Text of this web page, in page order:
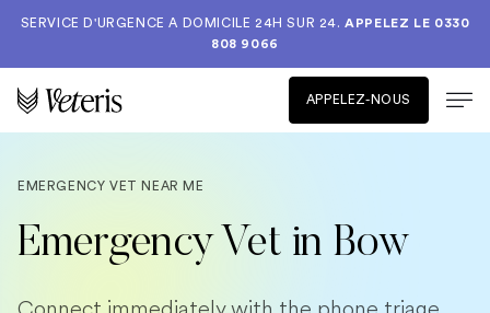
SERVICE D'URGENCE A DOMICILE 24H SUR 24.APPELEZ LE 0330
808 9066
APPELEZ-NOUS
EMERGENCY VET NEAR ME
Emergency Vet in Bow